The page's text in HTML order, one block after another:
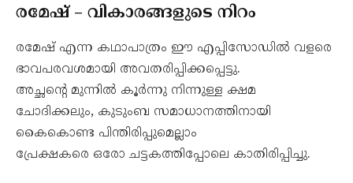
രമേഷ് – വികാരങ്ങളുടെ നിറം
രമേഷ് എന്ന കഥാപാത്രം ഈ എപ്പിസോഡിൽ വളരെ
ഭാവപരവശമായി അവതരിപ്പിക്കപ്പെട്ടു.
അച്ഛന്റെ മുന്നിൽ കൂർന്നു നിന്നുള്ള ക്ഷമ
ചോദിക്കലും, കുടുംബ സമാധാനത്തിനായി
കൈകൊണ്ട പിന്തിരിപ്പുമെല്ലാം
പ്രേക്ഷകരെ ഒരോ ചട്ടകത്തിപ്പോലെ കാതിരിപ്പിച്ചു.